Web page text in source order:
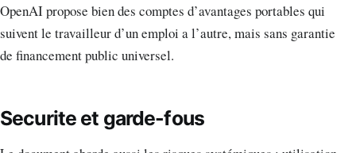
OpenAI propose bien des comptes d’avantages portables qui
suivent le travailleur d’un emploi a l’autre, mais sans garantie
de financement public universel.
Securite et garde-fous